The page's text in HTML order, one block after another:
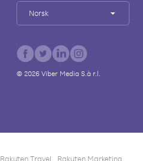
Norsk
© 2026Viber Media S.à r.l.
Rakuten Travel Rakuten Marketing